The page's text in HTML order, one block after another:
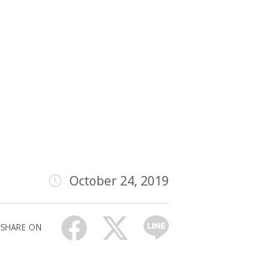
October 24, 2019
SHARE ON